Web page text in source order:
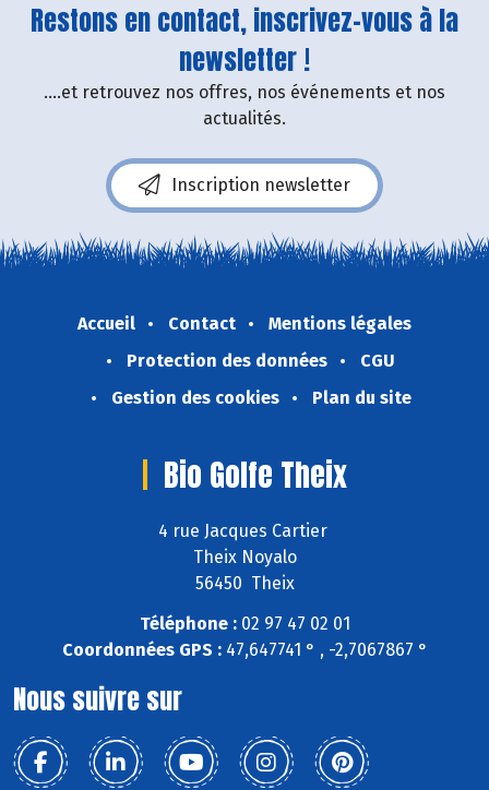
Restons en contact, inscrivez-vous à la
newsletter !
....et retrouvez nos offres, nos événements et nos
actualités.
Inscription newsletter
Accueil Contact
Mentions légales
Protection des données
CGU
Gestion des cookies
Plan du site
Bio Golfe Theix
4 rue Jacques Cartier
Theix Noyalo
56450 Theix
Téléphone :02 97 47 02 01
Coordonnées GPS :47,647741 ° , -2,7067867 °
Nous suivre sur